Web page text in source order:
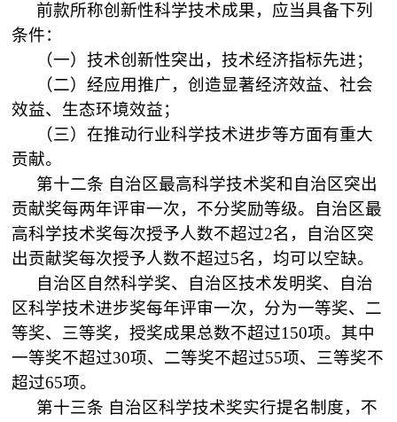
前款所称创新性科学技术成果，应当具备下列
条件：
（一）技术创新性突出，技术经济指标先进；
（二）经应用推广，创造显著经济效益、社会
效益、生态环境效益；
（三）在推动行业科学技术进步等方面有重大
贡献。
第十二条 自治区最高科学技术奖和自治区突出
贡献奖每两年评审一次，不分奖励等级。自治区最
高科学技术奖每次授予人数不超过2名，自治区突
出贡献奖每次授予人数不超过5名，均可以空缺。
自治区自然科学奖、自治区技术发明奖、自治
区科学技术进步奖每年评审一次，分为一等奖、二
等奖、三等奖，授奖成果总数不超过150项。其中
一等奖不超过30项、二等奖不超过55项、三等奖不
超过65项。
第十三条 自治区科学技术奖实行提名制度，不